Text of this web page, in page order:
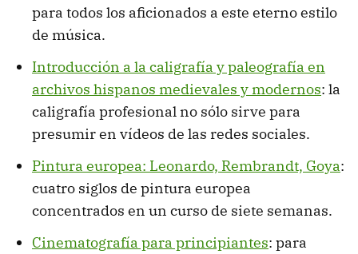
para todos los aficionados a este eterno estilo
de música.
Introducción a la caligrafía y paleografía en
archivos hispanos medievales y modernos: la
caligrafía profesional no sólo sirve para
presumir en vídeos de las redes sociales.
Pintura europea: Leonardo, Rembrandt, Goya:
cuatro siglos de pintura europea
concentrados en un curso de siete semanas.
Cinematografía para principiantes: para